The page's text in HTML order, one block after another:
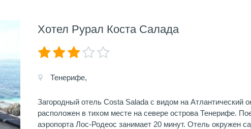
Хотел Рурал Коста Салада
Тенерифе,
Загородный отель Costa Salada с видом на Атлантический
расположен в тихом месте на севере острова Тенерифе.
аэропорта Лос-Родеос занимает 20 минут. Отель окружен